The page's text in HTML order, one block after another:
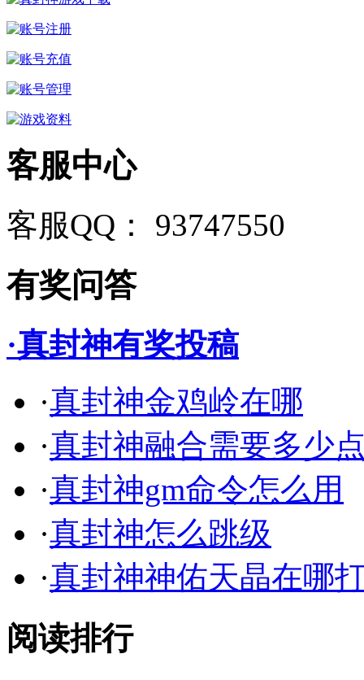
客服中心
客服QQ： 93747550
有奖问答
·真封神有奖投稿
·真封神金鸡岭在哪
·真封神融合需要多少
·真封神gm命令怎么用
·真封神怎么跳级
·真封神神佑天晶在哪
阅读排行